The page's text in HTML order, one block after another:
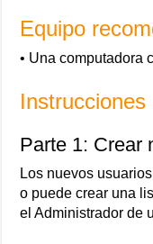
Equipo
• Una computadora
Instrucciones
Parte 1: Crear
Los nuevos
o puede crear una
el Administrador de